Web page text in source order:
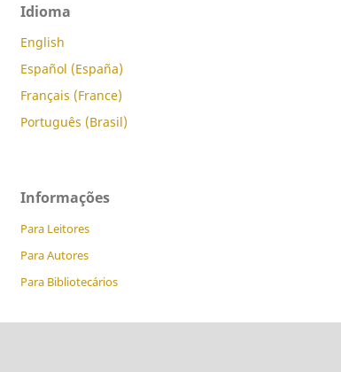
Idioma
English
Español (España)
Français (France)
Português (Brasil)
Informações
Para Leitores
Para Autores
Para Bibliotecários